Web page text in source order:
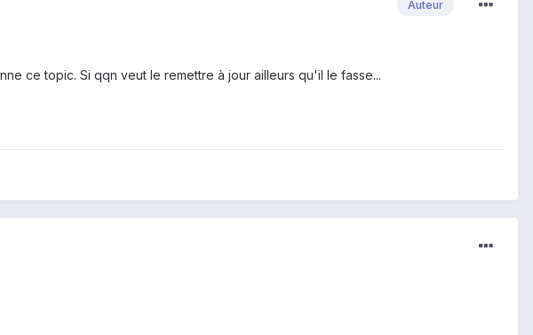
Auteur
ce topic. Si qqn veut le remettre à jour ailleurs qu'il le fasse...